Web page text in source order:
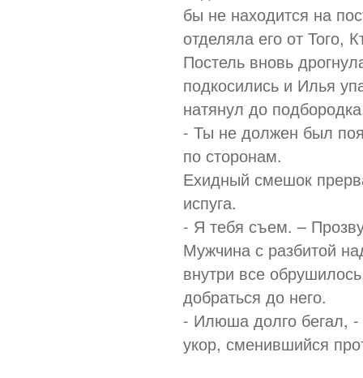
бы не находится на
отделяла его от Того,
Постель вновь
подкосились и Илья
натянул до
- Ты не должен был
по сторонам.
Ехидный смешок
испуга.
- Я тебя съем. –
Мужчина с разбитой
внутри все
добраться до него.
- Илюша долго бегал, -
укор, сменившийся